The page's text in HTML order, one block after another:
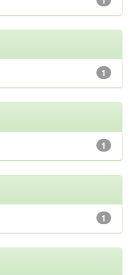
1
1
1